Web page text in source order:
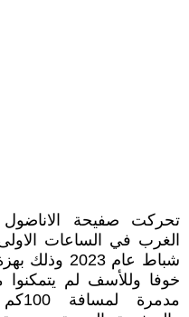
تحركت صفيحة
الغرب في الساعات
شباط عام
خوفا وللأسف لم